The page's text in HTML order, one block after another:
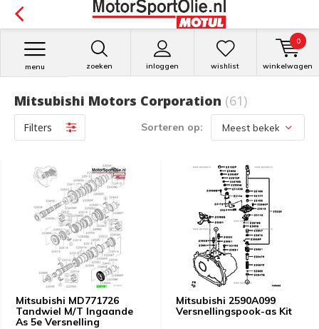
zoeken inloggen
menu wishlist winkelwagen
0
Mitsubishi Motors Corporation (61)
Filters Sorteren op:
Mitsubishi MD771726
Tandwiel M/T Ingaande
As 5e Versnelling
Mitsubishi 2590A099
Versnellingspook-as Kit